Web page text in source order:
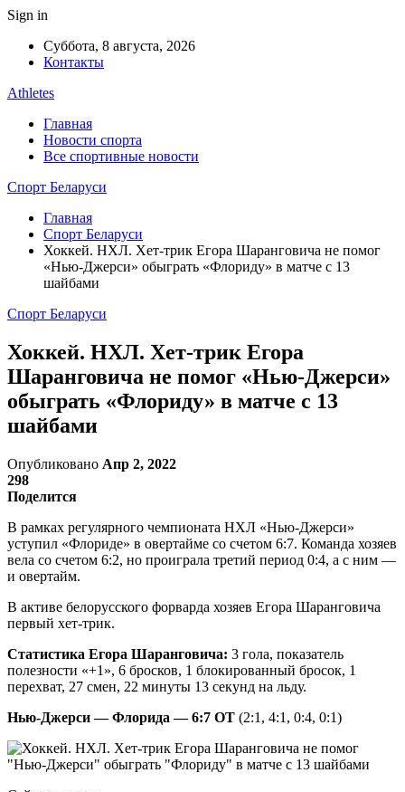
Sign in
Суббота, 8 августа, 2026
Контакты
Athletes
Главная
Новости спорта
Все спортивные новости
Спорт Беларуси
Главная
Спорт Беларуси
Хоккей. НХЛ. Хет-трик Егора Шаранговича не помог
«Нью-Джерси» обыграть «Флориду» в матче с 13
шайбами
Спорт Беларуси
Хоккей. НХЛ. Хет-трик Егора
Шаранговича не помог «Нью-Джерси»
обыграть «Флориду» в матче с 13
шайбами
Опубликовано Апр 2, 2022
298
Поделится
В рамках регулярного чемпионата НХЛ «Нью-Джерси»
уступил «Флориде» в овертайме со счетом 6:7. Команда хозяев
вела со счетом 6:2, но проиграла третий период 0:4, а с ним —
и овертайм.
В активе белорусского форварда хозяев Егора Шаранговича
первый хет-трик.
Статистика Егора Шаранговича: 3 гола, показатель
полезности «+1», 6 бросков, 1 блокированный бросок, 1
перехват, 27 смен, 22 минуты 13 секунд на льду.
Нью-Джерси — Флорида — 6:7 ОТ (2:1, 4:1, 0:4, 0:1)